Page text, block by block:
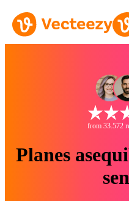
from 33.572
Planes